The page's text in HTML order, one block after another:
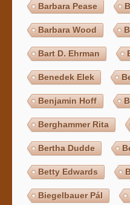
Barbara Pease
Barbara Wood
Bart D. Ehrman
Benedek Elek
Benjamin Hoff
Berghammer Rita
Bertha Dudde
Betty Edwards
Biegelbauer Pál